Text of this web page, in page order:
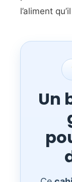
l’aliment
Un